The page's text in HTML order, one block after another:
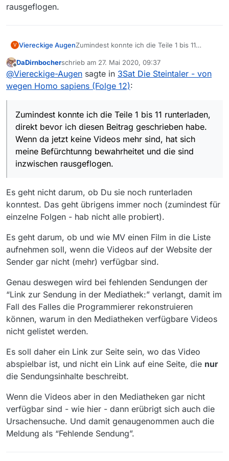
rausgeflogen.
V Viereckige AugenZumindest konnte ich die Teile 1 bis 11
geschrieben habe.
Wenn da jetzt keine Videos mehr sind, hat
sich meine Befürchtunng bewahrheitet und
die sind inzwischen rausgeflogen.
Offline
DaDirnbocherschrieb am 27. Mai 2020, 09:37
zuletzt editiert von
@Viereckige-Augen sagte in 3Sat Die Steintaler - von
wegen Homo sapiens (Folge 12):
Zumindest konnte ich die Teile 1 bis 11 runterladen,
direkt bevor ich diesen Beitrag geschrieben habe.
Wenn da jetzt keine Videos mehr sind, hat sich
meine Befürchtunng bewahrheitet und die sind
inzwischen rausgeflogen.
Es geht nicht darum, ob Du sie noch runterladen
konntest. Das geht übrigens immer noch (zumindest für
einzelne Folgen - hab nicht alle probiert).
Es geht darum, ob und wie MV einen Film in die Liste
aufnehmen soll, wenn die Videos auf der Website der
Sender gar nicht (mehr) verfügbar sind.
Genau deswegen wird bei fehlenden Sendungen der
“Link zur Sendung in der Mediathek:” verlangt, damit im
Fall des Falles die Programmierer rekonstruieren
können, warum in den Mediatheken verfügbare Videos
nicht gelistet werden.
Es soll daher ein Link zur Seite sein, wo das Video
abspielbar ist, und nicht ein Link auf eine Seite, die nur
die Sendungsinhalte beschreibt.
Wenn die Videos aber in den Mediatheken gar nicht
verfügbar sind - wie hier - dann erübrigt sich auch die
Ursachensuche. Und damit genaugenommen auch die
Meldung als “Fehlende Sendung”.